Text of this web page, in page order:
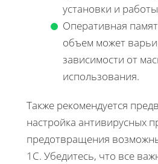
установки и
Оперативная
объем может
зависимости от
использования.
Также рекомендуется
настройка антивирусных
предотвращения
1С. Убедитесь, что все